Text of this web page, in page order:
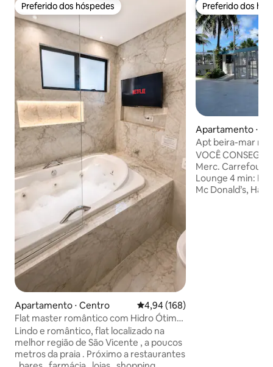
Preferido dos hóspedes
Preferido dos hóspedes
Apartamento ⋅ Centro 4,94 de uma avaliação média de
4,94 (168)
Flat master romântico com Hidro Ótima
Localização
Lindo e romântico, flat localizado na
melhor região de São Vicente , a poucos
metros da praia . Próximo a restaurantes
Preferido dos
Preferido dos
Apartamento ⋅
Apt beira-mar na
VOCÊ
Merc. Carrefour 3
Lounge 4 min:
Mc Donald’s,